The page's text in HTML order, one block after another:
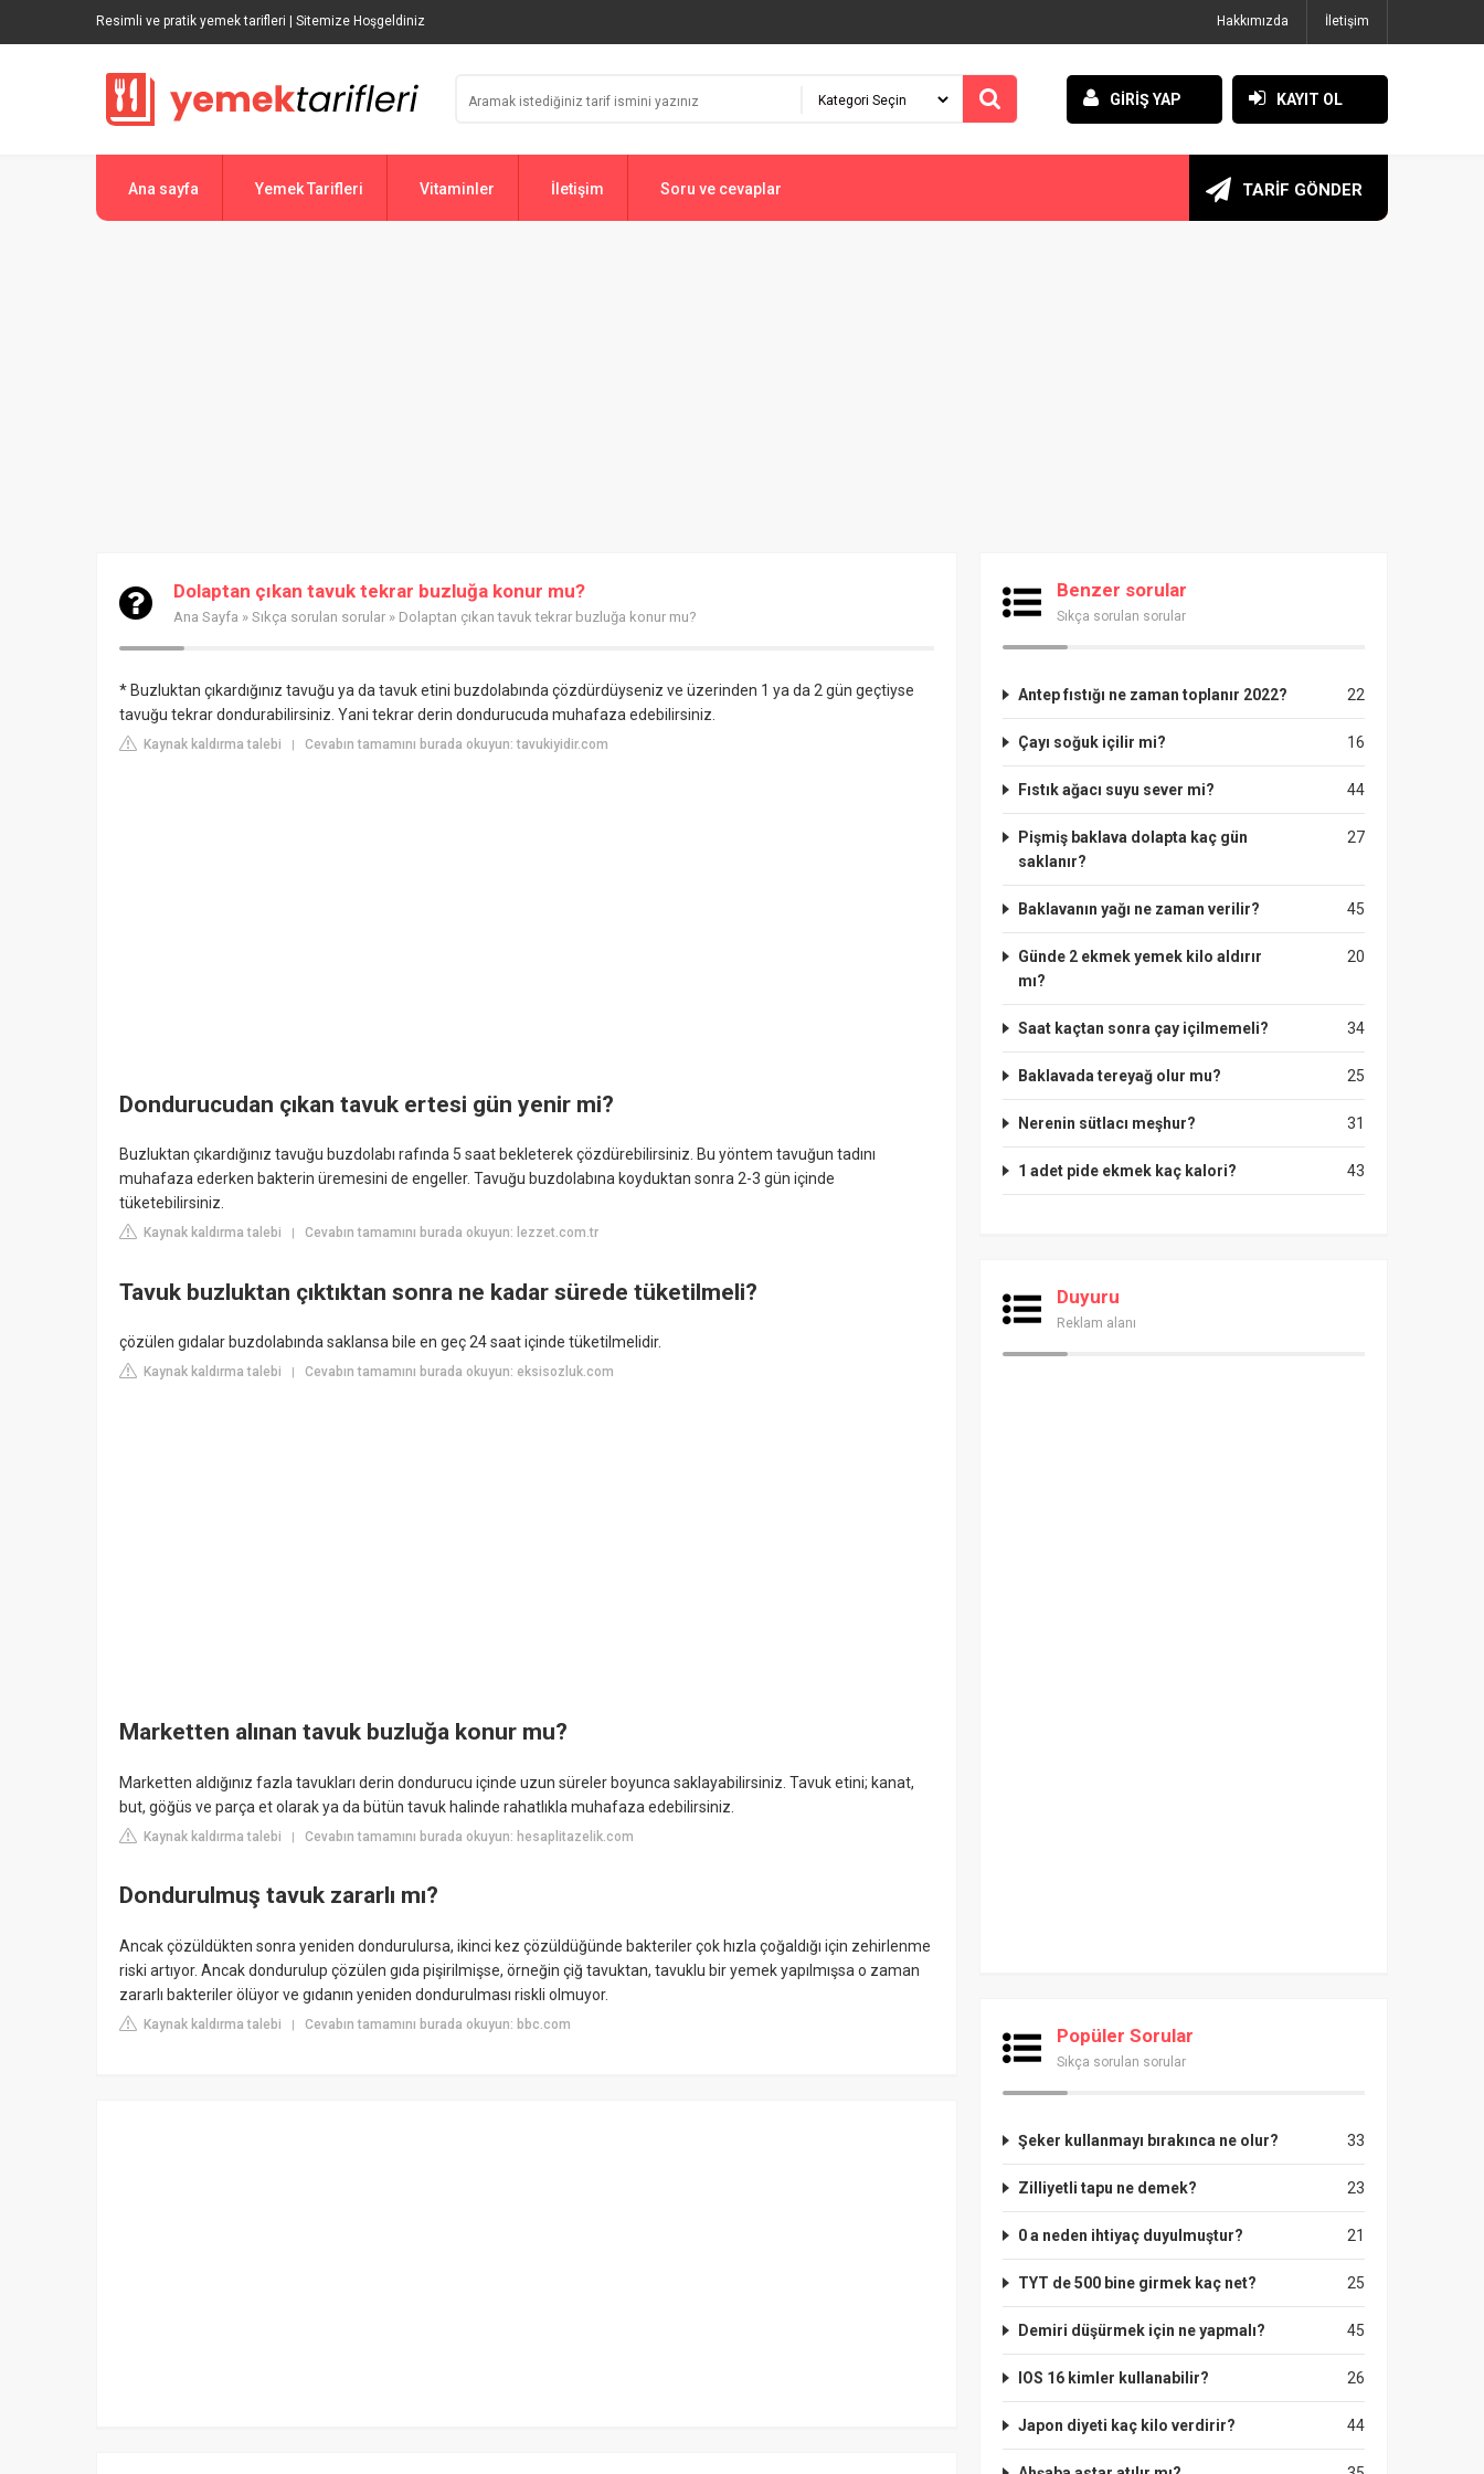
Resimli ve pratik yemek tarifleri | Sitemize Hoşgeldiniz Hakkımızda İletişim
GİRİŞ YAP KAYIT OL
Ana sayfa Yemek Tarifleri Vitaminler İletişim Soru ve cevaplar TARİF GÖNDER
Dolaptan çıkan tavuk tekrar buzluğa konur mu?
Ana Sayfa » Sıkça sorulan sorular » Dolaptan çıkan tavuk tekrar buzluğa konur mu?
* Buzluktan çıkardığınız tavuğu ya da tavuk etini buzdolabında çözdürdüyseniz ve üzerinden 1 ya da 2 gün geçtiyse
tavuğu tekrar dondurabilirsiniz. Yani tekrar derin dondurucuda muhafaza edebilirsiniz.
Kaynak kaldırma talebi | Cevabın tamamını burada okuyun: tavukiyidir.com
Dondurucudan çıkan tavuk ertesi gün yenir mi?
Buzluktan çıkardığınız tavuğu buzdolabı rafında 5 saat bekleterek çözdürebilirsiniz. Bu yöntem tavuğun tadını
muhafaza ederken bakterin üremesini de engeller. Tavuğu buzdolabına koyduktan sonra 2-3 gün içinde
tüketebilirsiniz.
Kaynak kaldırma talebi Cevabın tamamını burada okuyun: lezzet.com.tr
Tavuk buzluktan çıktıktan sonra ne kadar sürede tüketilmeli?
çözülen gıdalar buzdolabında saklansa bile en geç 24 saat içinde tüketilmelidir.
Kaynak kaldırma talebi Cevabın tamamını burada okuyun: eksisozluk.com
Marketten alınan tavuk buzluğa konur mu?
Marketten aldığınız fazla tavukları derin dondurucu içinde uzun süreler boyunca saklayabilirsiniz. Tavuk etini; kanat,
but, göğüs ve parça et olarak ya da bütün tavuk halinde rahatlıkla muhafaza edebilirsiniz.
Kaynak kaldırma talebi | Cevabın tamamını burada okuyun: hesaplitazelik.com
Dondurulmuş tavuk zararlı mı?
Ancak çözüldükten sonra yeniden dondurulursa, ikinci kez çözüldüğünde bakteriler çok hızla çoğaldığı için zehirlenme
riski artıyor. Ancak dondurulup çözülen gıda pişirilmişse, örneğin çiğ tavuktan, tavuklu bir yemek yapılmışsa o zaman
zararlı bakteriler ölüyor ve gıdanın yeniden dondurulması riskli olmuyor.
Kaynak kaldırma talebi | Cevabın tamamını burada okuyun: bbc.com
Benzer sorular
Sıkça sorulan sorular
22
Antep fıstığı ne zaman toplanır 2022?
16
Çayı soğuk içilir mi?
44
Fıstık ağacı suyu sever mi?
27
Pişmiş baklava dolapta kaç gün
saklanır?
45
Baklavanın yağı ne zaman verilir?
20
Günde 2 ekmek yemek kilo aldırır
mı?
34
Saat kaçtan sonra çay içilmemeli?
25
Baklavada tereyağ olur mu?
31
Nerenin sütlacı meşhur?
43
1 adet pide ekmek kaç kalori?
Duyuru
Reklam alanı
Popüler Sorular
Sıkça sorulan sorular
33
Şeker kullanmayı bırakınca ne olur?
23
Zilliyetli tapu ne demek?
21
0 a neden ihtiyaç duyulmuştur?
25
TYT de 500 bine girmek kaç net?
45
Demiri düşürmek için ne yapmalı?
26
IOS 16 kimler kullanabilir?
44
Japon diyeti kaç kilo verdirir?